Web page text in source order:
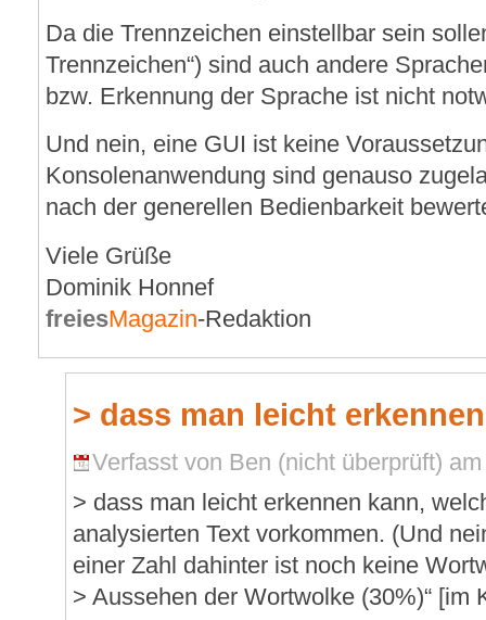
Da die Trennzeichen einstellbar sein
Trennzeichen“) sind auch andere
bzw. Erkennung der Sprache ist nicht
Und nein, eine GUI ist keine
Konsolenanwendung sind genauso
nach der generellen Bedienbarkeit
Viele Grüße
Dominik Honnef
freiesMagazin-Redaktion
> dass man leicht erkennen
Verfasst von Ben (nicht überprüft)
> dass man leicht erkennen kann,
analysierten Text vorkommen. (Und
einer Zahl dahinter ist noch keine
> Aussehen der Wortwolke (30%)“ [im